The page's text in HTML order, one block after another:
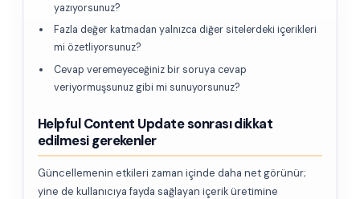
yazıyorsunuz?
Fazla değer katmadan yalnızca diğer sitelerdeki içerikleri
mi özetliyorsunuz?
Cevap veremeyeceğiniz bir soruya cevap
veriyormuşsunuz gibi mi sunuyorsunuz?
Helpful Content Update sonrası dikkat
edilmesi gerekenler
Güncellemenin etkileri zaman içinde daha net görünür;
yine de kullanıcıya fayda sağlayan içerik üretimine